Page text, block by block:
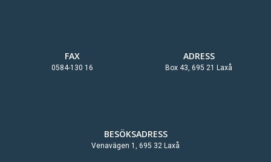
FAX
0584-130 16
ADRESS
Box 43, 695 21 Laxå
BESÖKSADRESS
Venavägen 1, 695 32 Laxå